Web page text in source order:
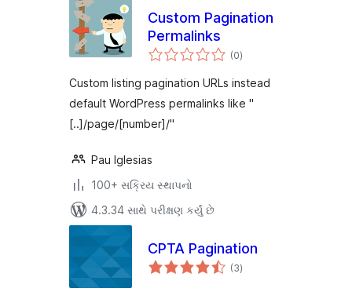
Custom Pagination
Permalinks
(0કુલ
રેટિંગ્સ
)
Custom listing pagination URLs instead
default WordPress permalinks like "
[..]/page/[number]/"
Pau Iglesias
100+ સક્રિય સ્થાપનો
4.3.34 સાથે પરીક્ષણ કર્યું છે
CPTA Pagination
(3કુલ
રેટિંગ્સ
)